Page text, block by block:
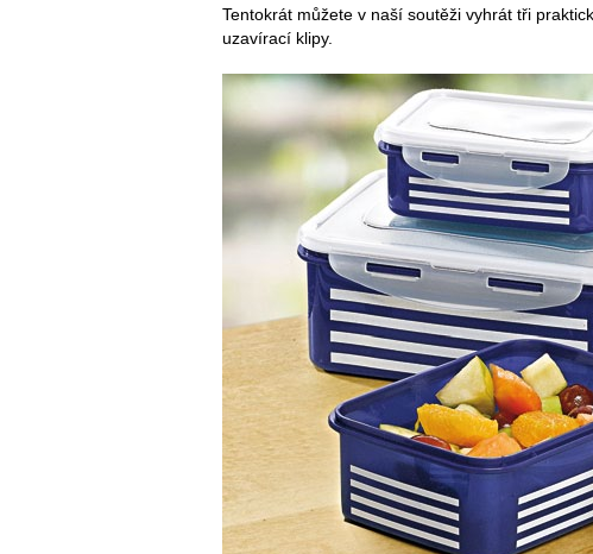
Tentokrát můžete v naší soutěži vyhrát tři
uzavírací klipy.